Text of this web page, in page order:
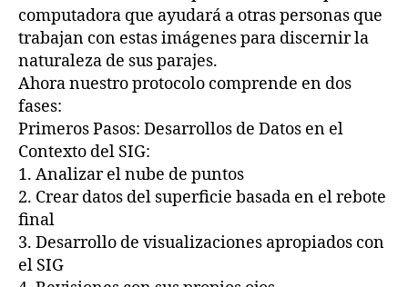
computadora que ayudará a otras personas que
trabajan con estas imágenes para discernir la
naturaleza de sus parajes.
Ahora nuestro protocolo comprende en dos
fases:
Primeros Pasos: Desarrollos de Datos en el
Contexto del SIG:
1. Analizar el nube de puntos
2. Crear datos del superficie basada en el rebote
final
3. Desarrollo de visualizaciones apropiados con
el SIG